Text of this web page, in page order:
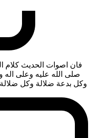
فان اصوات الحديث كلام
صلى الله عليه وعلى اله
وكل بدعة ضلالة وكل